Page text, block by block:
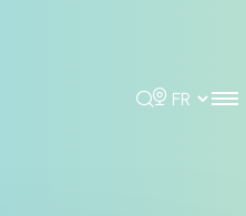
Rechercher
Choisir la